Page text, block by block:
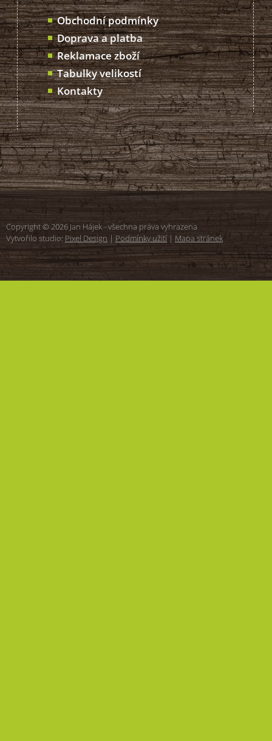
Obchodní podmínky
Doprava a platba
Reklamace zboží
Tabulky velikostí
Kontakty
Copyright © 2026 Jan Hájek - všechna práva vyhrazena
Vytvořilo studio: Pixel Design | Podmínky užití | Mapa stránek